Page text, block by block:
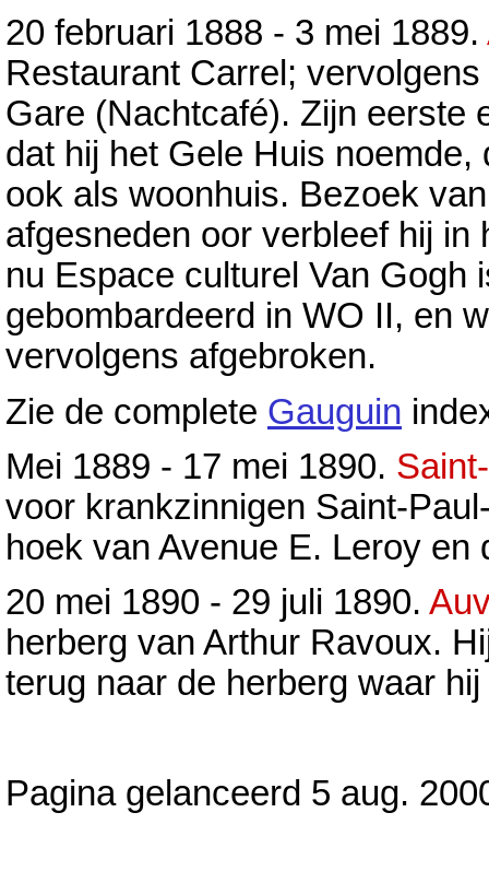
20 februari 1888 - 3 mei 1889.
Restaurant Carrel;
Gare (Nachtcafé). Zijn eerste
dat hij het Gele Huis
ook als woonhuis. Bezoek
afgesneden oor verbleef hij
nu Espace culturel Van Gogh
gebombardeerd in WO II, en
vervolgens afgebroken.
Zie de complete Gauguin
Mei 1889 - 17 mei 1890.
voor krankzinnigen Saint-
hoek van Avenue E. Leroy
20 mei 1890 - 29 juli 1890.
herberg van Arthur Ravoux.
terug naar de herberg waar
Pagina gelanceerd 5 aug.